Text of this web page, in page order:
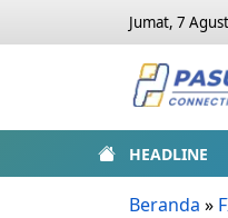
Jumat, 7
HEADLINE
Beranda »